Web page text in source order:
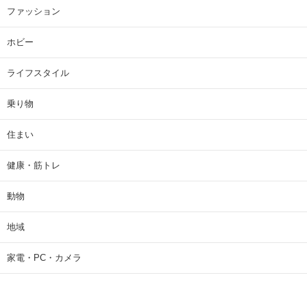
ファッション
ホビー
ライフスタイル
乗り物
住まい
健康・筋トレ
動物
地域
家電・PC・カメラ